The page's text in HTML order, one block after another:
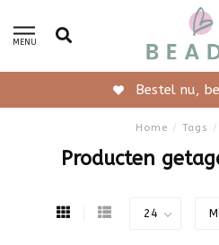
MENU
Bestel nu,
Home / Tags /
Producten